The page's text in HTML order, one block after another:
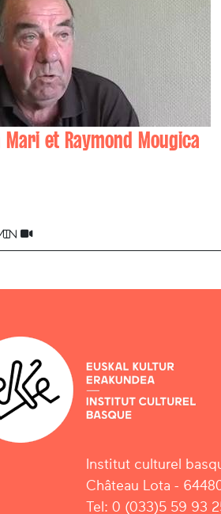
Mari et Raymond Mougica
Institut culturel
Château Lota -
Tel: 0 (033)5 59 93